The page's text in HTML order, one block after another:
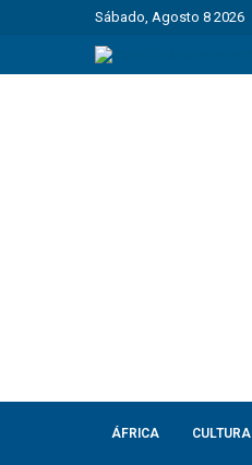
Sábado, Agosto 8 2026
ÁFRICA CULTURA